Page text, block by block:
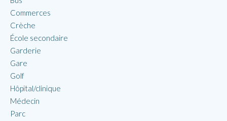
Commerces
Crèche
École secondaire
Garderie
Gare
Golf
Hôpital/clinique
Médecin
Parc